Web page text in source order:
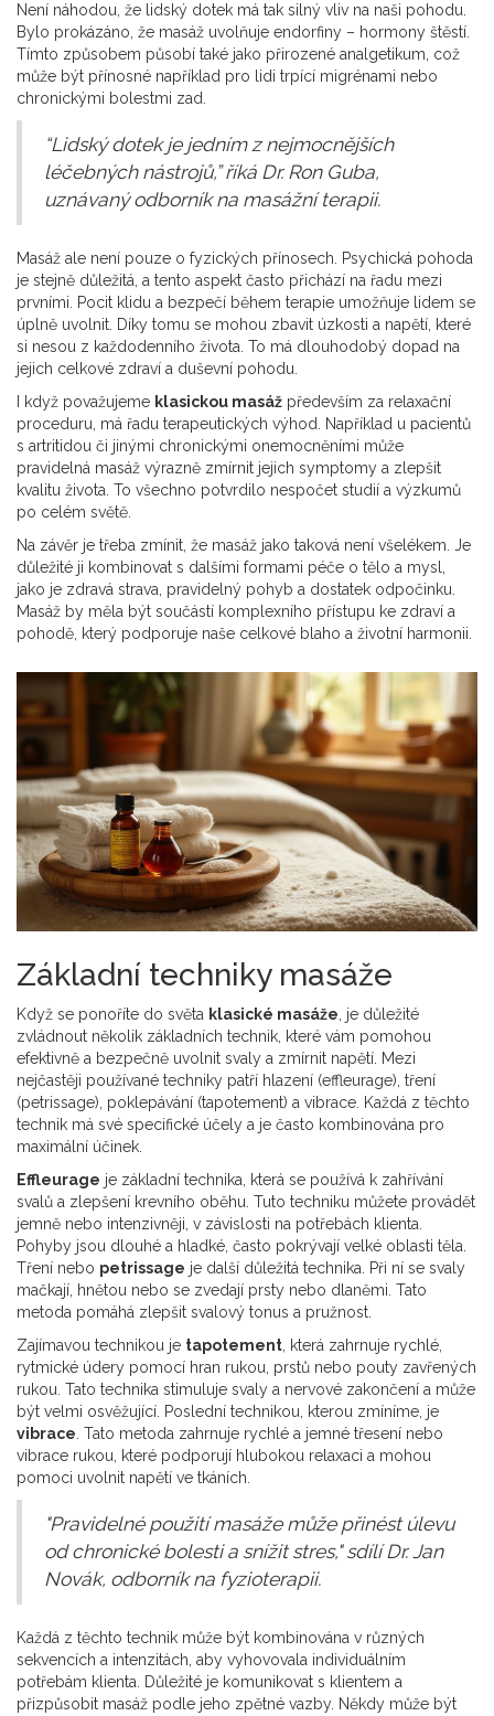
Není náhodou, že lidský dotek má tak silný vliv na naši pohodu.
Bylo prokázáno, že masáž uvolňuje endorfiny – hormony štěstí.
Tímto způsobem působí také jako přirozené analgetikum, což
může být přínosné například pro lidi trpící migrénami nebo
chronickými bolestmi zad.
“Lidský dotek je jedním z nejmocnějších
léčebných nástrojů,” říká Dr. Ron Guba,
uznávaný odborník na masážní terapii.
Masáž ale není pouze o fyzických přínosech. Psychická pohoda
je stejně důležitá, a tento aspekt často přichází na řadu mezi
prvními. Pocit klidu a bezpečí během terapie umožňuje lidem se
úplně uvolnit. Díky tomu se mohou zbavit úzkosti a napětí, které
si nesou z každodenního života. To má dlouhodobý dopad na
jejich celkové zdraví a duševní pohodu.
I když považujeme klasickou masáž především za relaxační
proceduru, má řadu terapeutických výhod. Například u pacientů
s artritidou či jinými chronickými onemocněními může
pravidelná masáž výrazně zmírnit jejich symptomy a zlepšit
kvalitu života. To všechno potvrdilo nespočet studií a výzkumů
po celém světě.
Na závěr je třeba zmínit, že masáž jako taková není všelékem. Je
důležité ji kombinovat s dalšími formami péče o tělo a mysl,
jako je zdravá strava, pravidelný pohyb a dostatek odpočinku.
Masáž by měla být součástí komplexního přístupu ke zdraví a
pohodě, který podporuje naše celkové blaho a životní harmonii.
Základní techniky masáže
Když se ponoříte do světa klasické masáže, je důležité
zvládnout několik základních technik, které vám pomohou
efektivně a bezpečně uvolnit svaly a zmírnit napětí. Mezi
nejčastěji používané techniky patří hlazení (effleurage), tření
(petrissage), poklepávání (tapotement) a vibrace. Každá z těchto
technik má své specifické účely a je často kombinována pro
maximální účinek.
Effleurage je základní technika, která se používá k zahřívání
svalů a zlepšení krevního oběhu. Tuto techniku můžete provádět
jemně nebo intenzivněji, v závislosti na potřebách klienta.
Pohyby jsou dlouhé a hladké, často pokrývají velké oblasti těla.
Tření nebo petrissage je další důležitá technika. Při ní se svaly
mačkají, hnětou nebo se zvedají prsty nebo dlaněmi. Tato
metoda pomáhá zlepšit svalový tonus a pružnost.
Zajímavou technikou je tapotement, která zahrnuje rychlé,
rytmické údery pomocí hran rukou, prstů nebo pouty zavřených
rukou. Tato technika stimuluje svaly a nervové zakončení a může
být velmi osvěžující. Poslední technikou, kterou zmíníme, je
vibrace. Tato metoda zahrnuje rychlé a jemné třesení nebo
vibrace rukou, které podporují hlubokou relaxaci a mohou
pomoci uvolnit napětí ve tkáních.
"Pravidelné použití masáže může přinést úlevu
od chronické bolesti a snížit stres," sdílí Dr. Jan
Novák, odborník na fyzioterapii.
Každá z těchto technik může být kombinována v různých
sekvencích a intenzitách, aby vyhovovala individuálním
potřebám klienta. Důležité je komunikovat s klientem a
přizpůsobit masáž podle jeho zpětné vazby. Někdy může být